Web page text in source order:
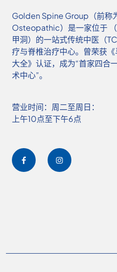
Golden Spine Group（前称
Osteopathic）是一家位于 （
甲洞）的一站式传统中医（
疗与脊椎治疗中心。曾荣获
大全》认证，成为“首家四合
术中心”。
营业时间：周二至周日：
上午10点至下午6点